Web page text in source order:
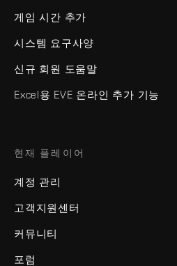
게임 시간 추가
시스템 요구사양
신규 회원 도움말
Excel용 EVE 온라인 추가 기능
현재 플레이어
계정 관리
고객지원센터
커뮤니티
포럼